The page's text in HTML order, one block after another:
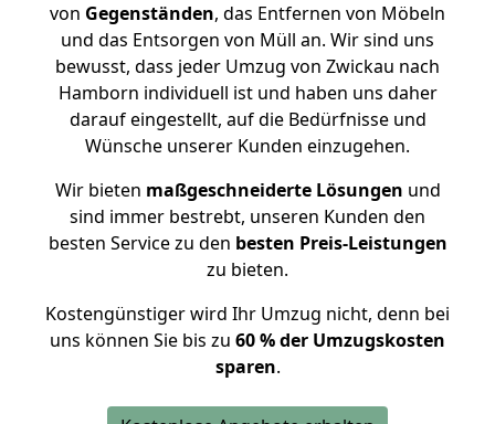
von Gegenständen, das Entfernen von Möbeln
und das Entsorgen von Müll an. Wir sind uns
bewusst, dass jeder Umzug von Zwickau nach
Hamborn individuell ist und haben uns daher
darauf eingestellt, auf die Bedürfnisse und
Wünsche unserer Kunden einzugehen.
Wir bieten maßgeschneiderte Lösungen und
sind immer bestrebt, unseren Kunden den
besten Service zu den besten Preis-Leistungen
zu bieten.
Kostengünstiger wird Ihr Umzug nicht, denn bei
uns können Sie bis zu 60 % der Umzugskosten
sparen.